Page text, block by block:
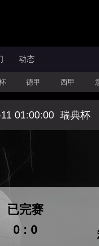
动态
德甲 西甲
01:00:00 瑞典杯
0 : 0
已完赛